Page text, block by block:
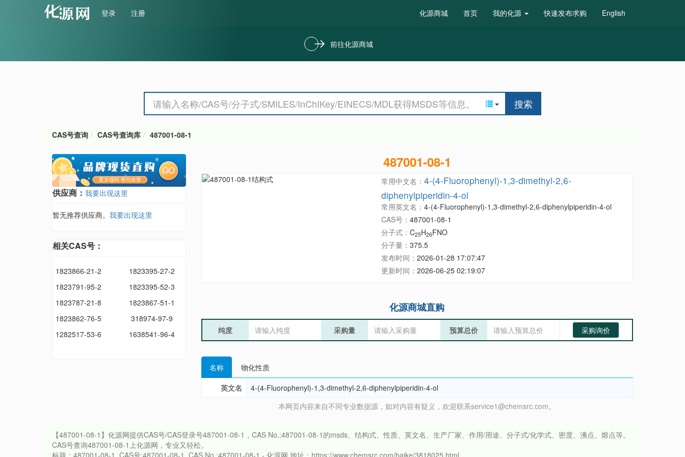
登录 注册 化源商城 首页 我的化源 快速发布求购 English
前往化源商城
搜索
CAS号查询 CAS号查询库 487001-08-1
供应商： 我要出现这里
暂无推荐供应商。 我要出现这里
相关CAS号：
1823866-21-2
1823395-27-2
1823791-95-2
1823395-52-3
1823787-21-8
1823867-51-1
1823862-76-5
318974-97-9
1282517-53-6
1638541-96-4
487001-08-1
常用中文名： 4-(4-Fluorophenyl)-1,3-dimethyl-2,6-
diphenylpiperidin-4-ol
常用英文名： 4-(4-Fluorophenyl)-1,3-dimethyl-2,6-diphenylpiperidin-4-ol
CAS号： 487001-08-1
分子式： C25H26FNO
分子量： 375.5
发布时间： 2026-01-28 17:07:47
更新时间： 2026-06-25 02:19:07
化源商城直购
纯度 采购量 预算总价 采购询价
名称
物化性质
英文名
4-(4-Fluorophenyl)-1,3-dimethyl-2,6-diphenylpiperidin-4-ol
本网页内容来自不同专业数据源，如对内容有疑义，欢迎联系service1@chemsrc.com。
【487001-08-1】化源网提供CAS号/CAS登录号487001-08-1，CAS No.:487001-08-1的msds、结构式、性质、英文名、生产厂家、作用/用途、分子式/化学式、密度、沸点、熔点等。
CAS号查询487001-08-1上化源网，专业又轻松。
标题：487001-08-1_CAS号:487001-08-1_CAS No.:487001-08-1 - 化源网 地址：https://www.chemsrc.com/baike/3818025.html